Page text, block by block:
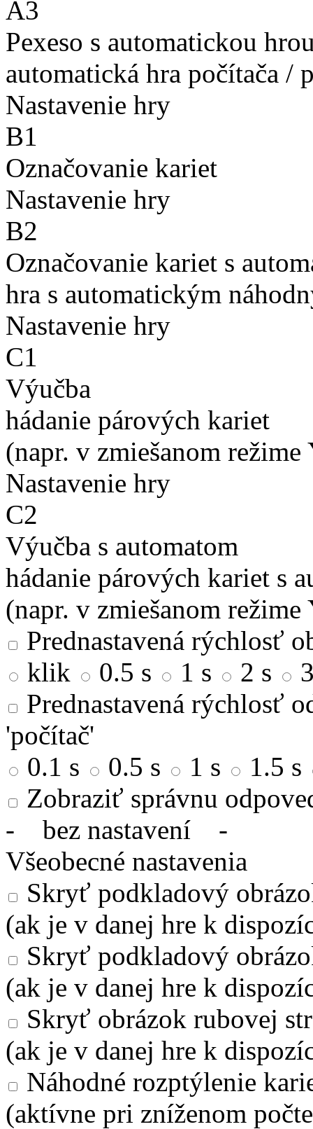
A3
Pexeso s automatickou
automatická hra počítača /
Nastavenie hry
B1
Označovanie kariet
Nastavenie hry
B2
Označovanie kariet s
hra s automatickým
Nastavenie hry
C1
Výučba
hádanie párových kariet
(napr. v zmiešanom režime
Nastavenie hry
C2
Výučba s automatom
hádanie párových kariet s
(napr. v zmiešanom režime
Prednastavená rýchlosť
klik
0.5 s 1 s 2 s
Prednastavená rýchlosť
'počítač'
0.1 s
0.5 s 1 s
1.5 s
Zobraziť správnu
- bez nastavení -
Všeobecné nastavenia
Skryť podkladový
(ak je v danej hre k
Skryť podkladový
(ak je v danej hre k
Skryť obrázok rubovej
(ak je v danej hre k
Náhodné rozptýlenie
(aktívne pri zníženom